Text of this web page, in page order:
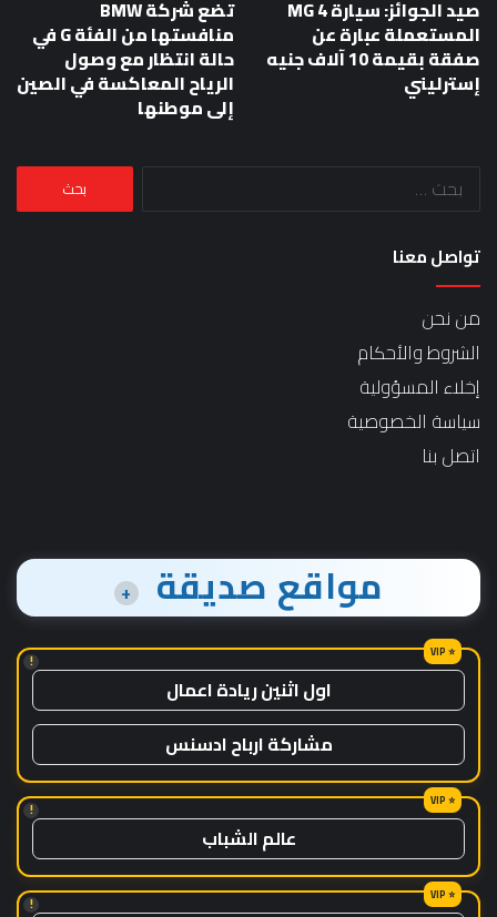
صيد الجوائز: سيارة MG 4
المستعملة عبارة عن
صفقة بقيمة 10 آلاف جنيه
إسترليني
تضع شركة BMW
منافستها من الفئة G في
حالة انتظار مع وصول
الرياح المعاكسة في الصين
إلى موطنها
البحث
تواصل معنا
من نحن
الشروط والأحكام
إخلاء المسؤولية
سياسة الخصوصية
اتصل بنا
مواقع صديقة +
!
اول اثنين ريادة اعمال
مشاركة ارباح ادسنس
!
عالم الشباب
!